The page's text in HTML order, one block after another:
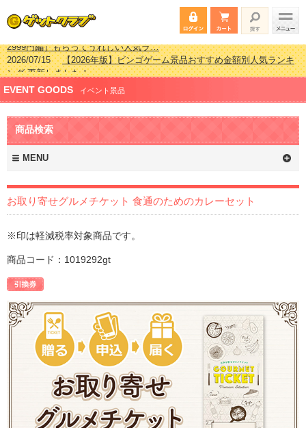
2026/07/15【2026年版】ビンゴゲーム景品おすすめ金額別人気ランキ
ング 更新しました！
2026/04/03【2026年版】ゴルフコンペ景品 3000円未満［2000円～
2999円編］もらってうれしい人気ラ…
2026/02/16【2026年版】結婚式の二次会で貰って嬉しい景品とは？ 更
新しました！
2026/02/03
2999円編］もらってうれしい人気ラ…
EVENT GOODS イベント景品
商品検索
MENU
お取り寄せグルメチケット 食通のためのカレーセット
※印は軽減税率対象商品です。
商品コード：1019292gt